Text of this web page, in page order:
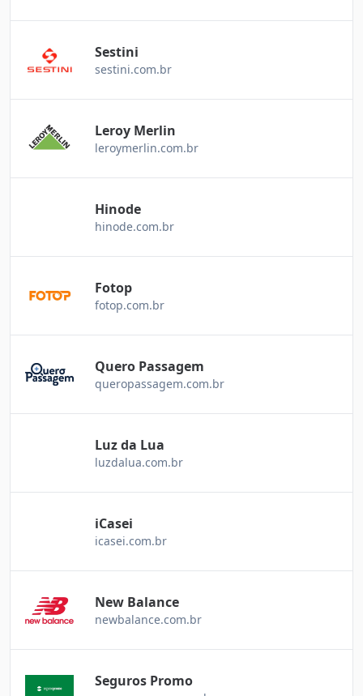
Sestini
sestini.com.br
Leroy Merlin
leroymerlin.com.br
Hinode
hinode.com.br
Fotop
fotop.com.br
Quero Passagem
queropassagem.com.br
Luz da Lua
luzdalua.com.br
iCasei
icasei.com.br
New Balance
newbalance.com.br
Seguros Promo